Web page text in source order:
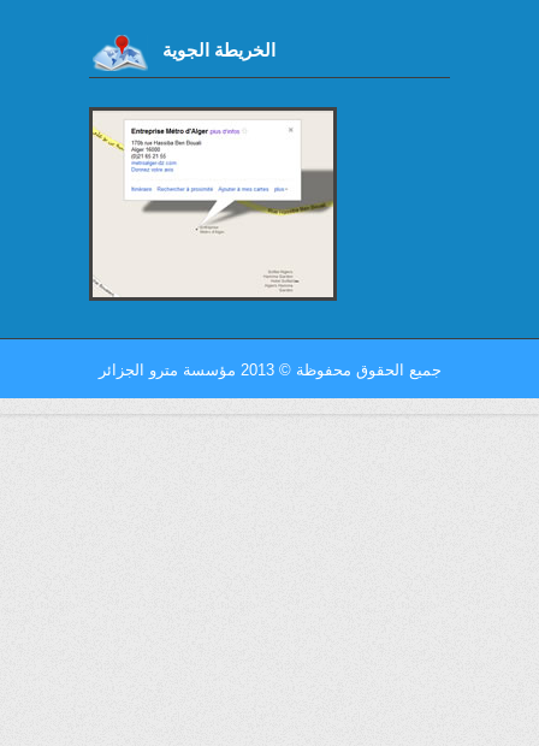
الخريطة الجوية
جميع الحقوق محفوظة© 2013 مؤسسة مترو الجزائر